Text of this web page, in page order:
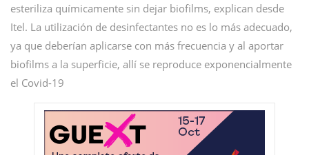
esteriliza químicamente sin dejar biofilms, explican desde
Itel. La utilización de desinfectantes no es lo más adecuado,
ya que deberían aplicarse con más frecuencia y al aportar
biofilms a la superficie, allí se reproduce exponencialmente
el Covid-19